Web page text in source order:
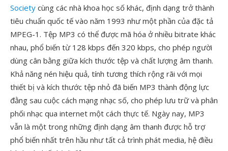
Society cùng các nhà khoa học số khác, định dạng trở thành
tiêu chuẩn quốc tế vào năm 1993 như một phần của đặc tả
MPEG-1. Tệp MP3 có thể được mã hóa ở nhiều bitrate khác
nhau, phổ biến từ 128 kbps đến 320 kbps, cho phép người
dùng cân bằng giữa kích thước tệp và chất lượng âm thanh.
Khả năng nén hiệu quả, tính tương thích rộng rãi với mọi
thiết bị và kích thước tệp nhỏ đã biến MP3 thành động lực
đằng sau cuộc cách mạng nhạc số, cho phép lưu trữ và phân
phối nhạc qua internet một cách thực tế. Ngày nay, MP3
vẫn là một trong những định dạng âm thanh được hỗ trợ
phổ biến nhất trên hầu như tất cả trình phát media, hệ điều